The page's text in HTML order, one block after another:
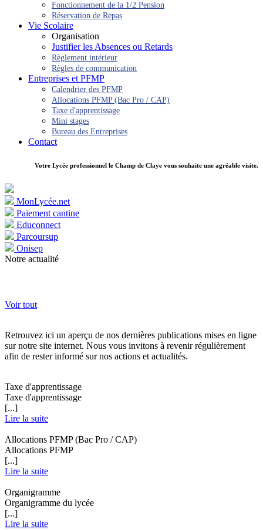
Fonctionnement de la 1/2 Pension
Réservation de Repas
Vie Scolaire
Organisation
Justifier les Absences ou Retards
Règlement intérieur
Règles de communication
Entreprises et PFMP
Calendrier des PFMP
Allocations PFMP (Bac Pro / CAP)
Taxe d'apprentissage
Mini stages
Bureau des Entreprises
Contact
Votre Lycée professionnel le Champ de Claye vous souhaite une agréable visite.
MonLycée.net
Paiement cantine
Educonnect
Parcoursup
Onisep
Notre actualité
Voir tout
Retrouvez ici un aperçu de nos dernières publications mises en ligne
sur notre site internet. Nous vous invitons à revenir régulièrement
afin de rester informé sur nos actions et actualités.
Taxe d'apprentissage
Taxe d'apprentissage
[...]
Lire la suite
Allocations PFMP (Bac Pro / CAP)
Allocations PFMP
[...]
Lire la suite
Organigramme
Organigramme du lycée
[...]
Lire la suite